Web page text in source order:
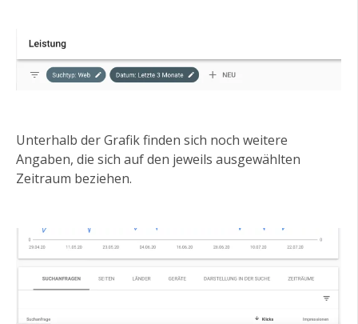
Unterhalb der Grafik finden sich noch weitere
Angaben, die sich auf den jeweils ausgewählten
Zeitraum beziehen.